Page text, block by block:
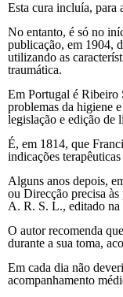
Esta cura incluía, para
No entanto, é só no
publicação, em 1904,
utilizando as
traumática.
Em Portugal é Ribeiro
problemas da higiene
legislação e edição de
É, em 1814, que
indicações
Alguns anos depois,
ou Direcção precisa
A. R. S. L., editado na
O autor recomenda
durante a sua toma,
Em cada dia não
acompanhamento